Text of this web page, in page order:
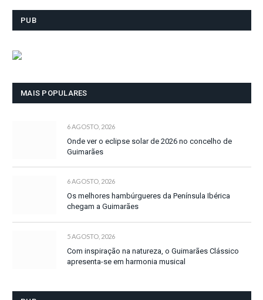
PUB
MAIS POPULARES
6 AGOSTO, 2026
Onde ver o eclipse solar de 2026 no concelho de
Guimarães
6 AGOSTO, 2026
Os melhores hambúrgueres da Península Ibérica
chegam a Guimarães
5 AGOSTO, 2026
Com inspiração na natureza, o Guimarães Clássico
apresenta-se em harmonia musical